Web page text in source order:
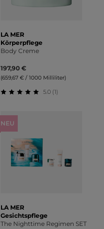
LA MER
Körperpflege
Body Creme
197,90 €
(659,67 € / 1000 Milliliter)
5.0 (1)
NEU
LA MER
Gesichtspflege
The Nighttime Regimen SET